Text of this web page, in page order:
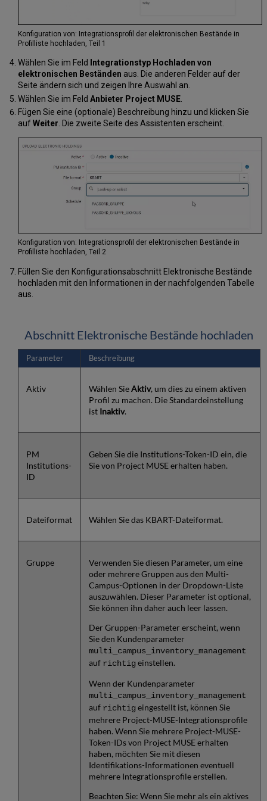
Konfiguration von: Integrationsprofil der elektronischen Bestände in
Profilliste hochladen, Teil 1
Wählen Sie im Feld Integrationstyp Hochladen von
elektronischen Beständen aus. Die anderen Felder auf der
Seite ändern sich und zeigen Ihre Auswahl an.
Wählen Sie im Feld Anbieter Project MUSE.
Fügen Sie eine (optionale) Beschreibung hinzu und klicken Sie
aufWeiter. Die zweite Seite des Assistenten erscheint.
Konfiguration von: Integrationsprofil der elektronischen Bestände in
Profilliste hochladen, Teil 2
Füllen Sie den Konfigurationsabschnitt Elektronische Bestände
hochladen mit den Informationen in der nachfolgenden Tabelle
aus.
Abschnitt Elektronische Bestände hochladen
Parameter Beschreibung
Aktiv Wählen SieAktiv, um dies zu einem aktiven
Profil zu machen. Die Standardeinstellung
istInaktiv.
PM
Institutions-
ID
Geben Sie die Institutions-Token-ID ein, die
Sie von Project MUSE erhalten haben.
Dateiformat Wählen Sie das KBART-Dateiformat.
Gruppe
Verwenden Sie diesen Parameter, um eine
oder mehrere Gruppen aus den Multi-
Campus-Optionen in der Dropdown-Liste
auszuwählen. Dieser Parameter ist optional,
Sie können ihn daher auch leer lassen.
Der Gruppen-Parameter erscheint, wenn
Sie den Kundenparameter
multi_campus_inventory_management
auf richtig einstellen.
Wenn der Kundenparameter
multi_campus_inventory_management
auf richtig eingestellt ist, können Sie
mehrere Project-MUSE-Integrationsprofile
haben. Wenn Sie mehrere Project-MUSE-
Token-IDs von Project MUSE erhalten
haben, möchten Sie mit diesen
Identifikations-Informationen eventuell
mehrere Integrationsprofile erstellen.
Beachten Sie: Wenn Sie mehr als ein aktives